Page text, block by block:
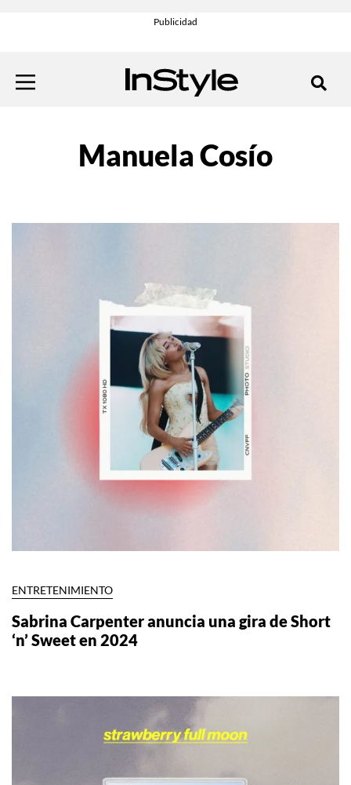
Manuela Cosío
ENTRETENIMIENTO
Sabrina Carpenter anuncia una gira de Short
‘n’ Sweet en 2024